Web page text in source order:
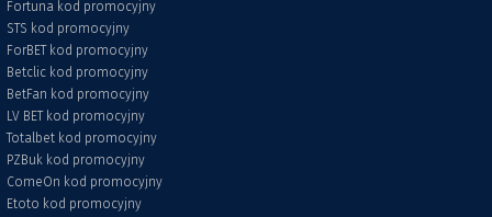
Fortuna kod promocyjny
STS kod promocyjny
ForBET kod promocyjny
Betclic kod promocyjny
BetFan kod promocyjny
LV BET kod promocyjny
Totalbet kod promocyjny
PZBuk kod promocyjny
ComeOn kod promocyjny
Etoto kod promocyjny